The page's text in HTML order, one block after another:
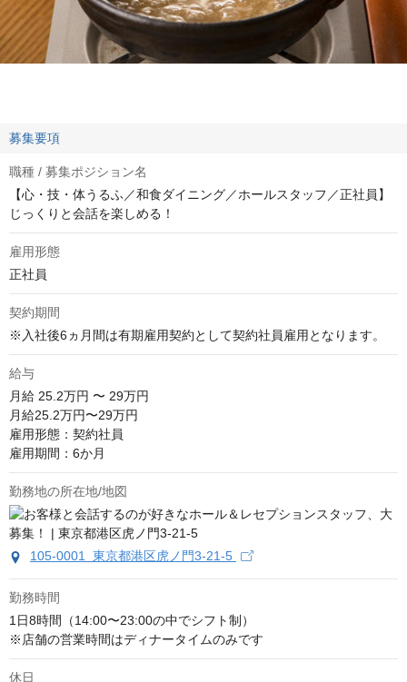
募集要項
職種 / 募集ポジション名
【心・技・体うるふ／和食ダイニング／ホールスタッフ／正社員】
じっくりと会話を楽しめる！
雇用形態
正社員
契約期間
※入社後6ヵ月間は有期雇用契約として契約社員雇用となります。
給与
月給 25.2万円 〜 29万円
月給25.2万円〜29万円
雇用形態：契約社員
雇用期間：6か月
勤務地の所在地/地図
105-0001 東京都港区虎ノ門3-21-5
勤務時間
1日8時間（14:00〜23:00の中でシフト制）
※店舗の営業時間はディナータイムのみです
休日